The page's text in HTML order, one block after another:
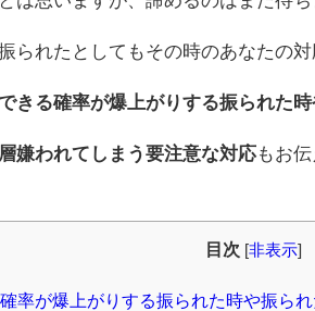
られたとしてもその時のあなたの
きる確率が爆上がりする振られた
嫌われてしまう要注意な対応もお
目次 [非表示
率が爆上がりする振られた時や振ら